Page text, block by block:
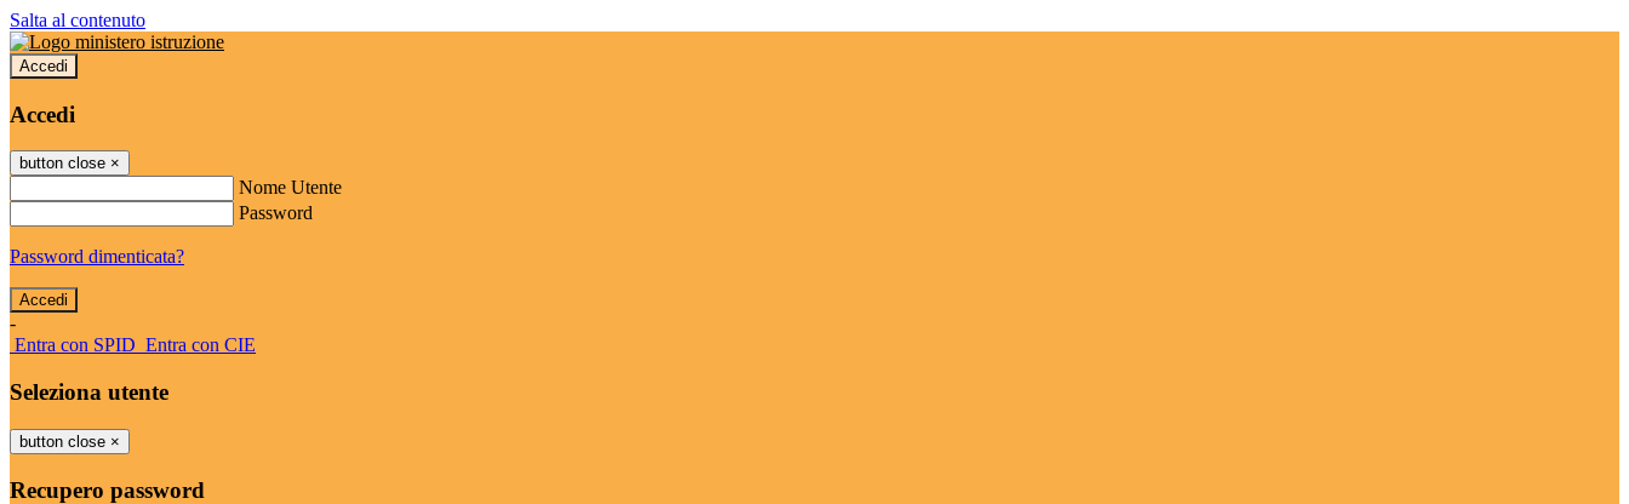
Salta al contenuto
Accedi
Accedi
button close ×
Nome Utente
Password
Password dimenticata?
-
Entra con SPID Entra con CIE
Seleziona utente
button close ×
Recupero password